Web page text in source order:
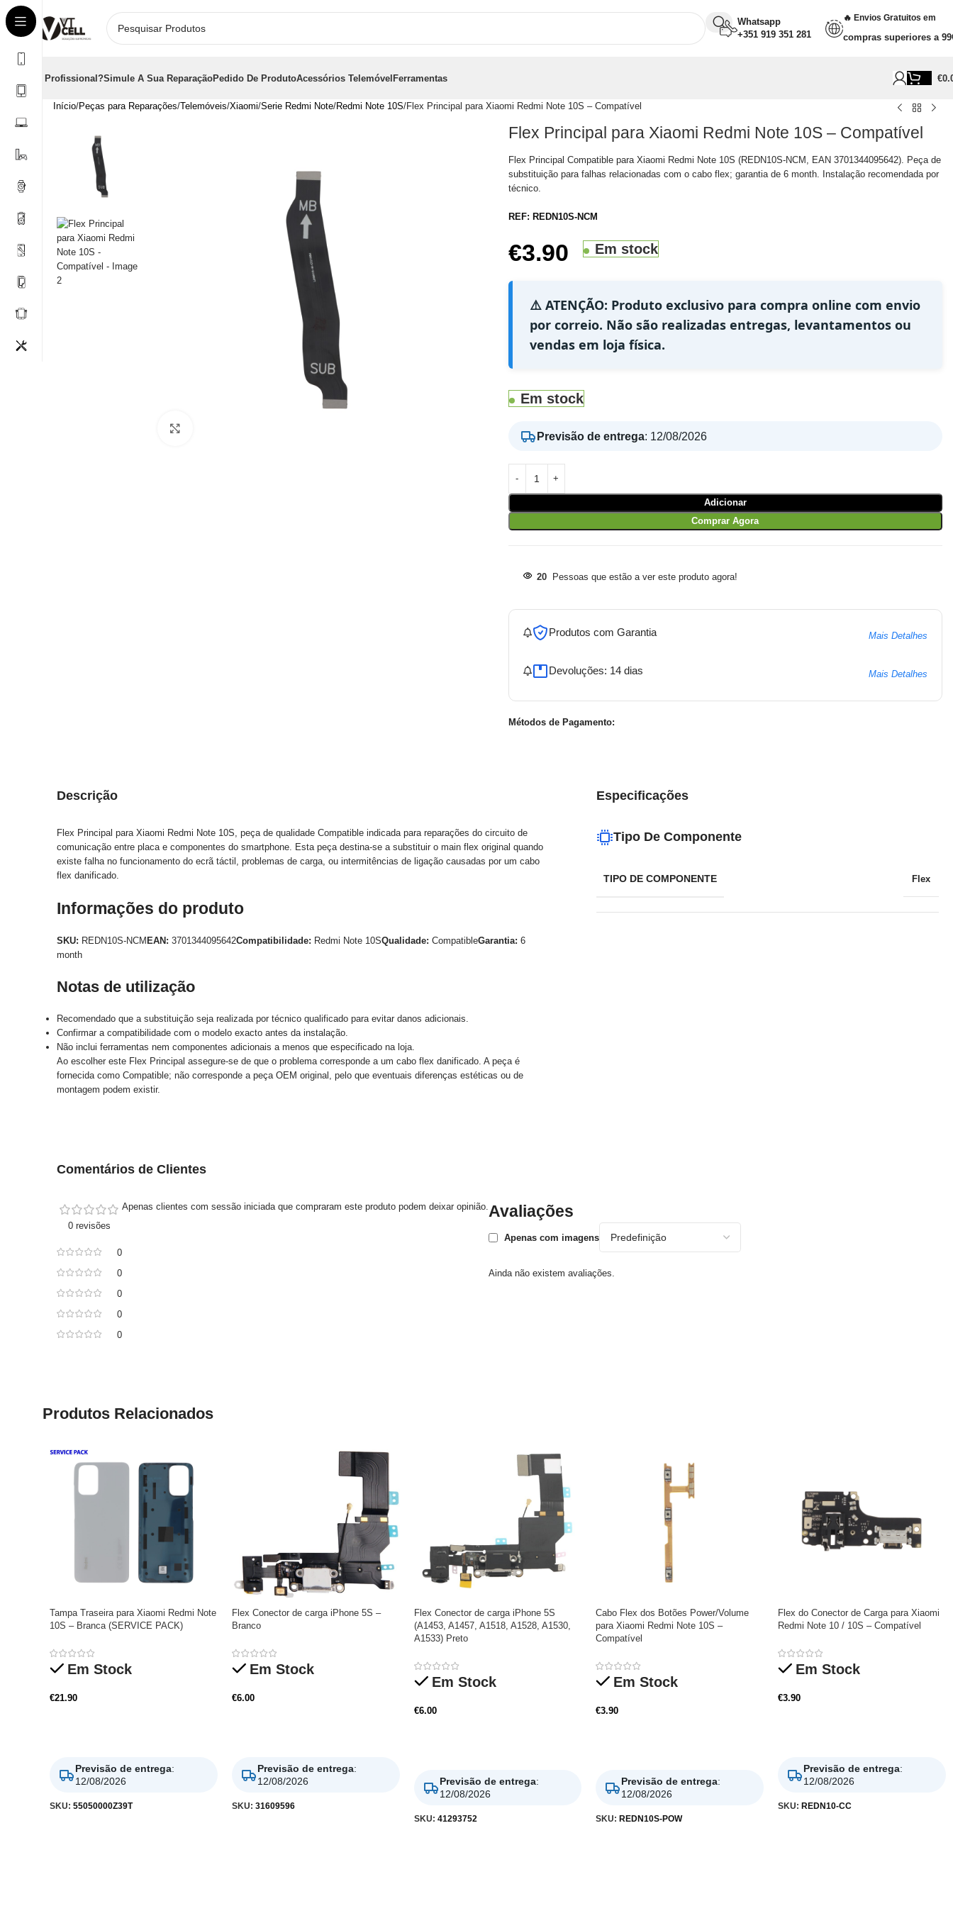
Whatsapp
+351 919 351 281
🔥 Envios Gratuitos em
compras superiores a
É Profissional?Simule A Sua ReparaçãoPedido De ProdutoAcessórios TelemóvelFerramentas €
Início Peças para Reparações Telemóveis Xiaomi Serie Redmi Note Redmi Note 10S Flex Principal para Xiaomi Redmi Note 10S – Compatível
Flex Principal para Xiaomi Redmi Note 10S – Compatível
Flex Principal Compatible para Xiaomi Redmi Note 10S (REDN10S-NCM, EAN 3701344095642). Peça de
substituição para falhas relacionadas com o cabo flex; garantia de 6 month. Instalação recomendada por
técnico.
REF: REDN10S-NCM
€3.90 Em stock
⚠️ ATENÇÃO: Produto exclusivo para compra online com envio
por correio. Não são realizadas entregas, levantamentos ou
vendas em loja física.
Em stock
Previsão de entrega: 12/08/2026
Adicionar
Comprar Agora
20 Pessoas que estão a ver este produto agora!
Produtos com Garantia Mais Detalhes
Devoluções: 14 dias Mais Detalhes
Métodos de Pagamento:
Descrição
Flex Principal para Xiaomi Redmi Note 10S, peça de qualidade Compatible indicada para reparações do circuito de
comunicação entre placa e componentes do smartphone. Esta peça destina‑se a substituir o main flex original quando
existe falha no funcionamento do ecrã táctil, problemas de carga, ou intermitências de ligação causadas por um cabo
flex danificado.
Informações do produto
SKU: REDN10S-NCM EAN: 3701344095642Compatibilidade: Redmi Note 10SQualidade: CompatibleGarantia: 6
month
Notas de utilização
Recomendado que a substituição seja realizada por técnico qualificado para evitar danos adicionais.
Confirmar a compatibilidade com o modelo exacto antes da instalação.
Não inclui ferramentas nem componentes adicionais a menos que especificado na loja.
Ao escolher este Flex Principal assegure-se de que o problema corresponde a um cabo flex danificado. A peça é
fornecida como Compatible; não corresponde a peça OEM original, pelo que eventuais diferenças estéticas ou de
montagem podem existir.
Especificações
Tipo De Componente
TIPO DE COMPONENTE Flex
Comentários de Clientes
0 revisões
0
0
0
0
0
Avaliações
Apenas com imagens
Ainda não existem avaliações.
Apenas clientes com sessão iniciada que compraram este produto podem deixar opinião.
Produtos Relacionados
Tampa Traseira para Xiaomi Redmi Note
10S – Branca (SERVICE PACK)
Em Stock
€21.90
Previsão de entrega:
12/08/2026
SKU: 55050000Z39T
Flex Conector de carga iPhone 5S –
Branco
Em Stock
€6.00
Previsão de entrega:
12/08/2026
SKU: 31609596
Flex Conector de carga iPhone 5S
(A1453, A1457, A1518, A1528, A1530,
A1533) Preto
Em Stock
€6.00
Previsão de entrega:
12/08/2026
SKU: 41293752
Cabo Flex dos Botões Power/Volume
para Xiaomi Redmi Note 10S –
Compatível
Em Stock
€3.90
Previsão de entrega:
12/08/2026
SKU:REDN10S-POW
Flex do Conector de Carga para Xiaomi
Redmi Note 10 / 10S – Compatível
Em Stock
€3.90
Previsão de entrega:
12/08/2026
SKU:REDN10-CC